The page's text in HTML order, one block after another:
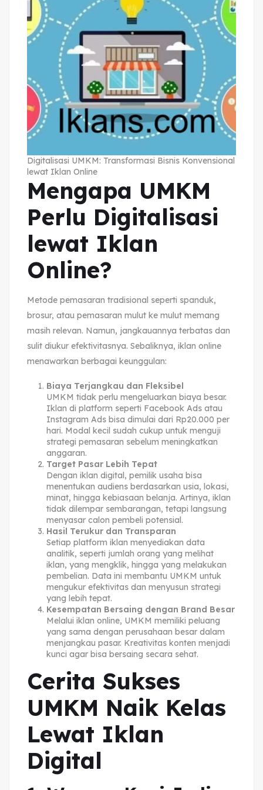
Digitalisasi UMKM: Transformasi Bisnis Konvensional
lewat Iklan Online
Mengapa UMKM
Perlu Digitalisasi
lewat Iklan
Online?
Metode pemasaran tradisional seperti spanduk,
brosur, atau pemasaran mulut ke mulut memang
masih relevan. Namun, jangkauannya terbatas dan
sulit diukur efektivitasnya. Sebaliknya, iklan online
menawarkan berbagai keunggulan:
Biaya Terjangkau dan Fleksibel
UMKM tidak perlu mengeluarkan biaya besar.
Iklan di platform seperti Facebook Ads atau
Instagram Ads bisa dimulai dari Rp20.000 per
hari. Modal kecil sudah cukup untuk menguji
strategi pemasaran sebelum meningkatkan
anggaran.
Target Pasar Lebih Tepat
Dengan iklan digital, pemilik usaha bisa
menentukan audiens berdasarkan usia, lokasi,
minat, hingga kebiasaan belanja. Artinya, iklan
tidak dilempar sembarangan, tetapi langsung
menyasar calon pembeli potensial.
Hasil Terukur dan Transparan
Setiap platform iklan menyediakan data
analitik, seperti jumlah orang yang melihat
iklan, yang mengklik, hingga yang melakukan
pembelian. Data ini membantu UMKM untuk
mengukur efektivitas dan menyusun strategi
yang lebih tepat.
Kesempatan Bersaing dengan Brand Besar
Melalui iklan online, UMKM memiliki peluang
yang sama dengan perusahaan besar dalam
menjangkau pasar. Kreativitas konten menjadi
kunci agar bisa bersaing secara sehat.
Cerita Sukses
UMKM Naik Kelas
Lewat Iklan
Digital